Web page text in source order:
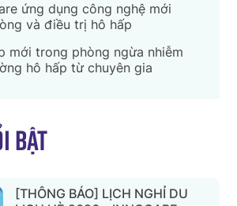
ứng dụng công nghệ mới
và điều trị hô hấp
mới trong phòng ngừa nhiễm
hô hấp từ chuyên gia
bật
[THÔNG BÁO] LỊCH NGHỈ DU